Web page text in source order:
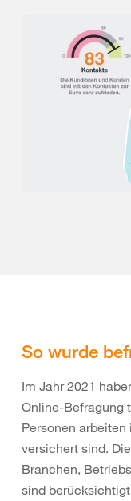
So wurde
Im Jahr 2021
Online-Befragung
Personen
versichert sind.
Branchen,
sind